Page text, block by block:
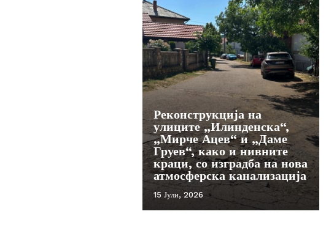
Реконструкција на
улиците „Илинденска“,
„Мирче Ацев“ и „Даме
Груев“, како и нивните
краци, со изградба на нова
атмосферска канализација
15 Јули, 2026